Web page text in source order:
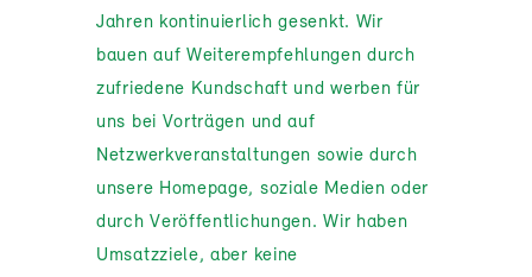
Jahren kontinuierlich gesenkt. Wir
bauen auf Weiterempfehlungen durch
zufriedene Kundschaft und werben für
uns bei Vorträgen und auf
Netzwerkveranstaltungen sowie durch
unsere Homepage, soziale Medien oder
durch Veröffentlichungen. Wir haben
Umsatzziele, aber keine